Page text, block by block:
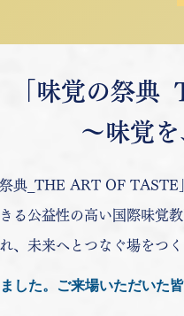
～味覚
「味覚の祭
祭典_THE ART OF TASTE
る公益性の高い国際味覚
、未来へとつなぐ場をつく
した。ご来場いただいた